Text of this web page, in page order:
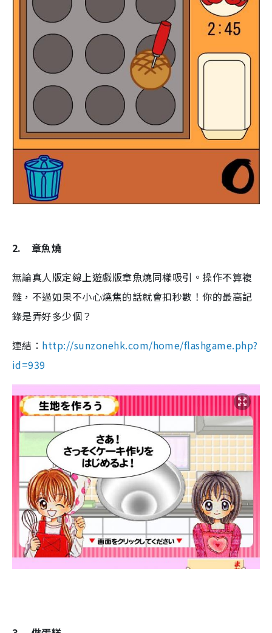
2.
章魚燒
無論真人版定線上遊戲版章魚燒同樣吸引。操作不算複
雜，不過如果不小心燒焦的話就會扣秒數！你的最高記
錄是弄好多少個？
連結： http://sunzonehk.com/home/flashgame.php?
id=939